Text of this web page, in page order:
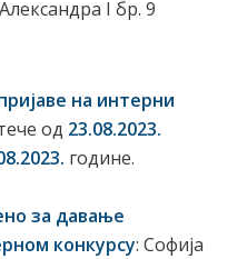
I бр. 9
на интерни
од 23.08.2023.
године.
за давање
конкурсу: Софија